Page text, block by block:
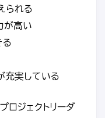
られる
が高い
る
充実している
ロジェクトリーダ